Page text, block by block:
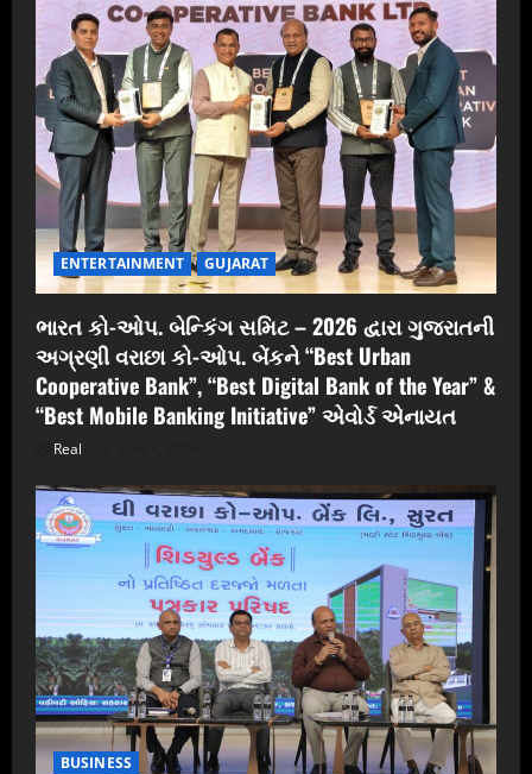
ENTERTAINMENT GUJARAT
ભારત કો-ઓપ. બેન્કિંગ સમિટ – 2026 દ્વારા ગુજરાતની
અગ્રણી વરાછા કો-ઓપ. બેંકને “Best Urban
Cooperative Bank”, “Best Digital Bank of the Year” &
“Best Mobile Banking Initiative” એવોર્ડ એનાયત
Real
BUSINESS